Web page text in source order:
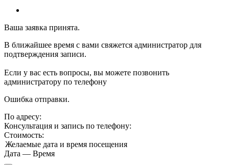
Ваша заявка принята.
В ближайшее время с вами свяжется администратор для
подтверждения записи.
Если у вас есть вопросы, вы можете позвонить
администратору по телефону
Ошибка отправки.
По адресу:
Консультация и запись по телефону:
Стоимость:
Желаемые дата и время посещения
Дата — Время